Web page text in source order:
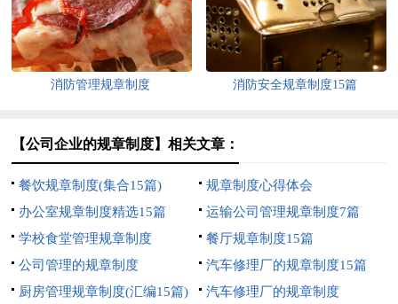
消防管理规章制度 消防安全规章制度15篇
【公司企业的规章制度】相关文章：
餐饮规章制度(集合15篇)
规章制度心得体会
办公室规章制度精选15篇
运输公司管理规章制度7篇
学校食堂管理规章制度
餐厅规章制度15篇
公司管理的规章制度
汽车修理厂的规章制度15篇
厨房管理规章制度(汇编15篇)
汽车修理厂的规章制度